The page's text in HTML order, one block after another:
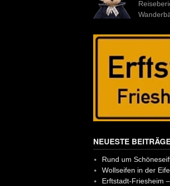
NEUESTE
Rund um
Wollseifen in der
Erftstadt-Friesheim